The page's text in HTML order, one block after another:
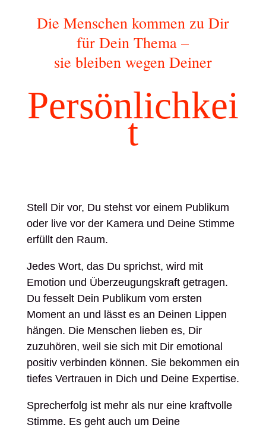
Die Menschen kommen zu Dir
für Dein Thema –
sie bleiben wegen Deiner
Persönlichkei
t
Stell Dir vor, Du stehst vor einem Publikum
oder live vor der Kamera und Deine Stimme
erfüllt den Raum.
Jedes Wort, das Du sprichst, wird mit
Emotion und Überzeugungskraft getragen.
Du fesselt Dein Publikum vom ersten
Moment an und lässt es an Deinen Lippen
hängen. Die Menschen lieben es, Dir
zuzuhören, weil sie sich mit Dir emotional
positiv verbinden können. Sie bekommen ein
tiefes Vertrauen in Dich und Deine Expertise.
Sprecherfolg ist mehr als nur eine kraftvolle
Stimme. Es geht auch um Deine